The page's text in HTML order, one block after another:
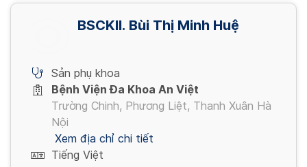
BSCKII. Bùi Thị Minh Huệ
Sản phụ khoa
Bệnh Viện Đa Khoa An Việt
Trường Chinh, Phương Liệt, Thanh Xuân Hà
Nội
Xem địa chỉ chi tiết
Tiếng Việt